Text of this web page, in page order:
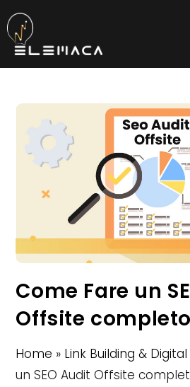
al
contenuto
Come Fare un
Offsite completo
Home » Link Building & Digital
un SEO Audit Offsite